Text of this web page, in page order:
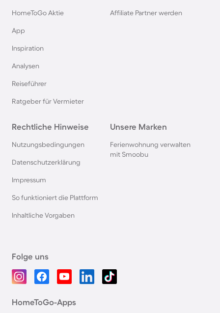
HomeToGo Aktie
App
Inspiration
Analysen
Reiseführer
Ratgeber für Vermieter
Affiliate Partner werden
Rechtliche Hinweise
Nutzungsbedingungen
Datenschutzerklärung
Impressum
So funktioniert die Plattform
Inhaltliche Vorgaben
Unsere Marken
Ferienwohnung verwalten
mit Smoobu
Folge uns
HomeToGo-Apps